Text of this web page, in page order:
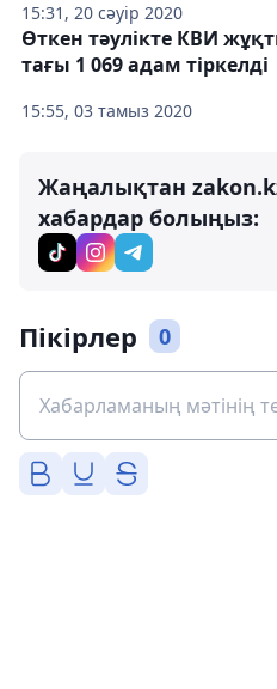
15:31, 20 сәуір 2020
15:55, 03 тамыз 2020
Өткен тәулікте КВИ
тағы 1 069 адам тіркелді
Жаңалықтан
хабардар болыңыз:
Пікірлер 0